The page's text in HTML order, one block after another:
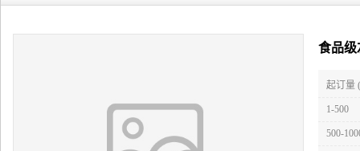
食品级
起订量
1-500
500-